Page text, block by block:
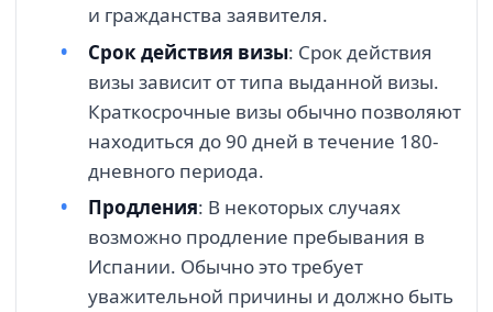
и гражданства заявителя.
Срок действия визы: Срок действия
визы зависит от типа выданной визы.
Краткосрочные визы обычно позволяют
находиться до 90 дней в течение 180-
дневного периода.
Продления: В некоторых случаях
возможно продление пребывания в
Испании. Обычно это требует
уважительной причины и должно быть